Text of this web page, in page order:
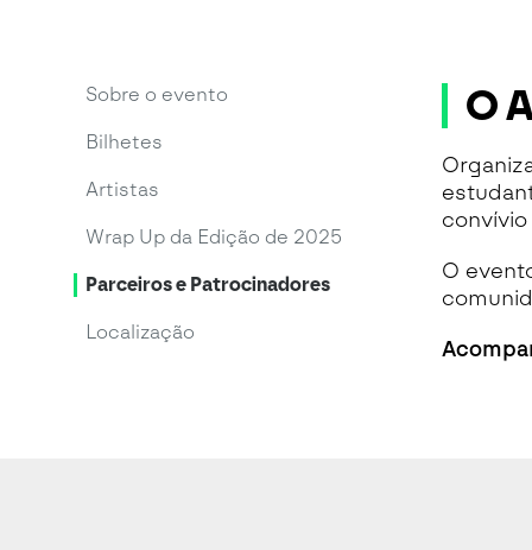
Sobre o evento
Bilhetes
Artistas
Wrap Up da Edição de 2025
Parceiros e Patrocinadores
Localização
O
O